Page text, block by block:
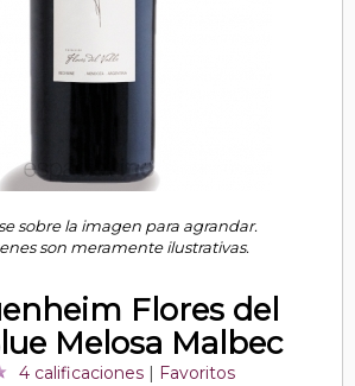
sobre la imagen para agrandar.
son meramente ilustrativas.
Flores del
Melosa Malbec
4 calificaciones Favoritos